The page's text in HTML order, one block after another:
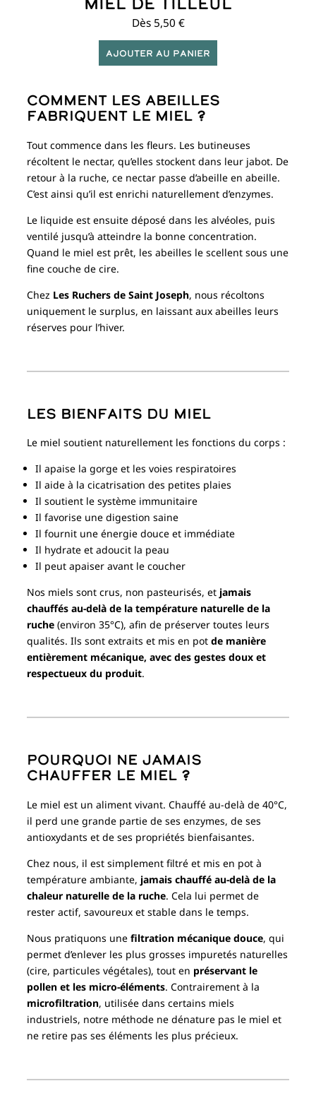
Miel de Tilleul
Dès 5,50 €
Ajouter au panier
Comment les abeilles
fabriquent le miel ?
Tout commence dans les fleurs. Les butineuses
récoltent le nectar, qu’elles stockent dans leur jabot. De
retour à la ruche, ce nectar passe d’abeille en abeille.
C’est ainsi qu’il est enrichi naturellement d’enzymes.
Le liquide est ensuite déposé dans les alvéoles, puis
ventilé jusqu’à atteindre la bonne concentration.
Quand le miel est prêt, les abeilles le scellent sous une
fine couche de cire.
Chez Les Ruchers de Saint Joseph, nous récoltons
uniquement le surplus, en laissant aux abeilles leurs
réserves pour l’hiver.
Les bienfaits du miel
Le miel soutient naturellement les fonctions du corps :
Il apaise la gorge et les voies respiratoires
Il aide à la cicatrisation des petites plaies
Il soutient le système immunitaire
Il favorise une digestion saine
Il fournit une énergie douce et immédiate
Il hydrate et adoucit la peau
Il peut apaiser avant le coucher
Nos miels sont crus, non pasteurisés, et jamais
chauffés au-delà de la température naturelle de la
ruche (environ 35°C), afin de préserver toutes leurs
qualités. Ils sont extraits et mis en pot de manière
entièrement mécanique, avec des gestes doux et
respectueux du produit.
Pourquoi ne jamais
chauffer le miel ?
Le miel est un aliment vivant. Chauffé au-delà de 40°C,
il perd une grande partie de ses enzymes, de ses
antioxydants et de ses propriétés bienfaisantes.
Chez nous, il est simplement filtré et mis en pot à
température ambiante, jamais chauffé au-delà de la
chaleur naturelle de la ruche. Cela lui permet de
rester actif, savoureux et stable dans le temps.
Nous pratiquons une filtration mécanique douce, qui
permet d’enlever les plus grosses impuretés naturelles
(cire, particules végétales), tout en préservant le
pollen et les micro-éléments. Contrairement à la
microfiltration, utilisée dans certains miels
industriels, notre méthode ne dénature pas le miel et
ne retire pas ses éléments les plus précieux.